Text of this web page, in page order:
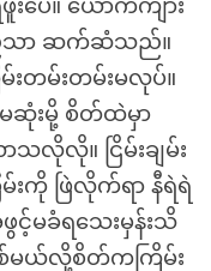
ပေ။ ယောက်ကျား
သာ ဆက်ဆံသည်။
းတမ်းတမ်းမလုပ်။
ဆုံးမို့ စိတ်ထဲမှာ
လိုလို။ ငြိမ်းချမ်း
းကို ဖြဲလိုက်ရာ နီရဲရဲ
မခံရသေးမှန်းသိ
မယ်လို့စိတ်ကကြိမ်း